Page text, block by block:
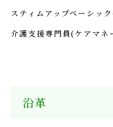
スティムアップベーシッ
介護支援専門員(ケアマネ
沿革